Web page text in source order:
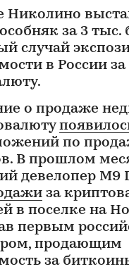
Николино
за 3 тыс.
случай
в России за
о продаже
по
В прошлом
девелопер М9
за
в поселке на
первым
продающим
за